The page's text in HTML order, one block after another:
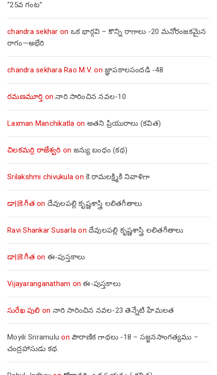
“25వ గంట”
chandra sekhar on ఒక భార్గవి – కొన్ని రాగాలు -20 మనోరంజకమైన
రాగం—అభేరి
chandra sekhara Rao M.V. on జ్ఞాపకాలసందడి -48
రమణమూర్తి onనారి సారించిన నవల-10
Laxman Manchikatla on అతని ప్రియురాలు (కవిత)
చిలకమర్రి రాజేశ్వరి on జన్యు బంధం (కథ)
Srilakshmi chivukula on కె.రామలక్ష్మికి నివాళిగా
డా||కె.గీత on దేవులపల్లి కృష్ణశాస్త్రి లలితగీతాలు
Ravi Shankar Susarla on దేవులపల్లి కృష్ణశాస్త్రి లలితగీతాలు
డా||కె.గీత on ఈ-పుస్తకాలు
Vijayaranganatham onఈ-పుస్తకాలు
సురేఖ పులి on నారి సారించిన నవల-23 తెన్నేటి హేమలత
Moyili Sriramulu on పౌరాణిక గాథలు -18 – సజ్జనసాంగత్యము –
చంద్రహాసుడు కథ.